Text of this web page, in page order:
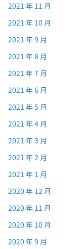
2021 年 11 月
2021 年 10 月
2021 年 9 月
2021 年 8 月
2021 年 7 月
2021 年 6 月
2021 年 5 月
2021 年 4 月
2021 年 3 月
2021 年 2 月
2021 年 1 月
2020 年 12 月
2020 年 11 月
2020 年 10 月
2020 年 9 月